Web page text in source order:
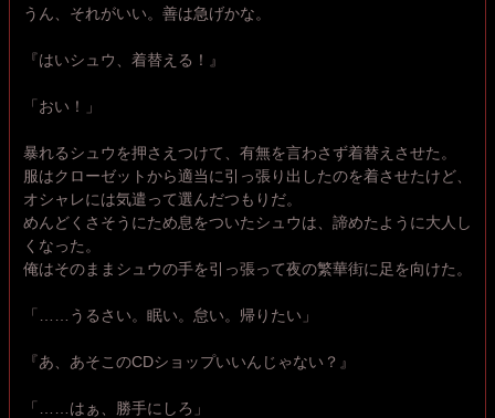
うん、それがいい。善は急げかな。
『はいシュウ、着替える！』
「おい！」
暴れるシュウを押さえつけて、有無を言わさず着替えさせた。
服はクローゼットから適当に引っ張り出したのを着させたけど、
オシャレには気遣って選んだつもりだ。
めんどくさそうにため息をついたシュウは、諦めたように大人し
くなった。
俺はそのままシュウの手を引っ張って夜の繁華街に足を向けた。
「……うるさい。眠い。怠い。帰りたい」
『あ、あそこのCDショップいいんじゃない？』
「……はぁ、勝手にしろ」